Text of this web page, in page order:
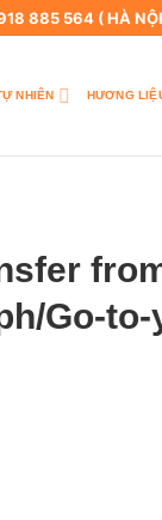
885 564 ( HÀ
NHIÊN HƯƠNG
Go-